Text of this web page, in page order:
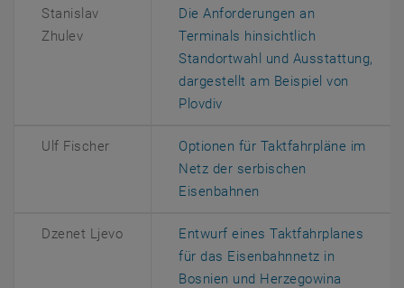
Stanislav
Zhulev
Die Anforderungen an
Terminals hinsichtlich
Standortwahl und Ausstattung,
dargestellt am Beispiel von
Plovdiv, öffnet eine externe URL in
Ulf Fischer
Optionen für Taktfahrpläne im
Netz der serbischen
Eisenbahnen
Dzenet Ljevo
Entwurf eines Taktfahrplanes
für das Eisenbahnnetz in
Bosnien und Herzegowina